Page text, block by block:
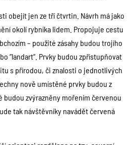
obejít jen ze tří čtvrtin. Návrh má jako
okolí rybníka lidem. Propojuje cestu
– použité zásahy budou trojího
“landart“. Prvky budou zpřístupňovat
s přírodou, či znalosti o jednotlivých
nově umístěné prvky budou z
zvýrazněny mořením červenou
tak návštěvníky navádět červená